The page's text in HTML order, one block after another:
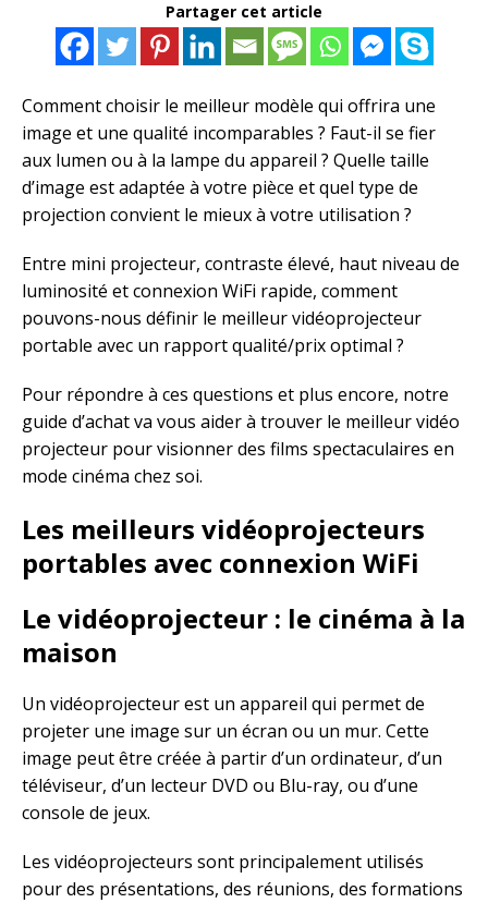
Partager cet article
Comment choisir le meilleur modèle qui offrira une
image et une qualité incomparables ? Faut-il se fier
aux lumen ou à la lampe du appareil ? Quelle taille
d’image est adaptée à votre pièce et quel type de
projection convient le mieux à votre utilisation ?
Entre mini projecteur, contraste élevé, haut niveau de
luminosité et connexion WiFi rapide, comment
pouvons-nous définir le meilleur vidéoprojecteur
portable avec un rapport qualité/prix optimal ?
Pour répondre à ces questions et plus encore, notre
guide d’achat va vous aider à trouver le meilleur vidéo
projecteur pour visionner des films spectaculaires en
mode cinéma chez soi.
Les meilleurs vidéoprojecteurs
portables avec connexion WiFi
Le vidéoprojecteur : le cinéma à la
maison
Un vidéoprojecteur est un appareil qui permet de
projeter une image sur un écran ou un mur. Cette
image peut être créée à partir d’un ordinateur, d’un
téléviseur, d’un lecteur DVD ou Blu-ray, ou d’une
console de jeux.
Les vidéoprojecteurs sont principalement utilisés
pour des présentations, des réunions, des formations